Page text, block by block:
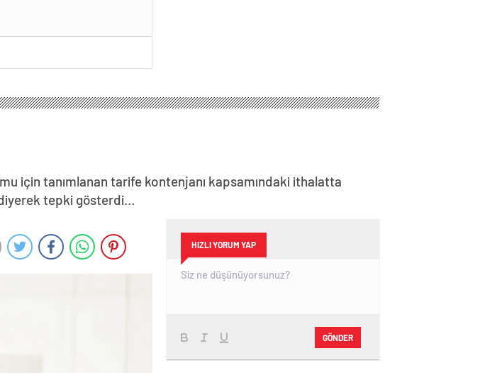
için tanımlanan tarife kontenjanı kapsamındaki ithalatta
diyerek tepki gösterdi…
HIZLI YORUM YAP
GÖNDER